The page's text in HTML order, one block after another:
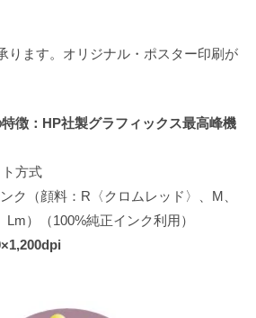
ります。オリジナル・ポスター印刷が
徴：HP社製グラフィックス最高峰機
方式
ク（顔料：R〈クロムレッド〉、M、
）（100%純正インク利用）